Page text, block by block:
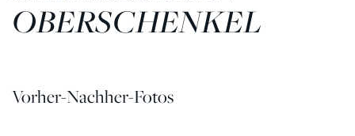
BERSCHENKEL
Vorher-Nachher-Fotos